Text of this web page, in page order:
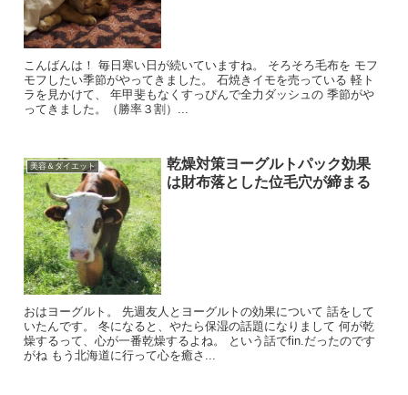
こんばんは！ 毎日寒い日が続いていますね。 そろそろ毛布を モフ
モフしたい季節がやってきました。 石焼きイモを売っている 軽ト
ラを見かけて、 年甲斐もなくすっぴんで全力ダッシュの 季節がや
ってきました。（勝率３割）...
美容＆ダイエット
乾燥対策ヨーグルトパック効果
は財布落とした位毛穴が締まる
おはヨーグルト。 先週友人とヨーグルトの効果について 話をして
いたんです。 冬になると、やたら保湿の話題になりまして 何が乾
燥するって、心が一番乾燥するよね。 という話でfin.だったのです
がね もう北海道に行って心を癒さ...